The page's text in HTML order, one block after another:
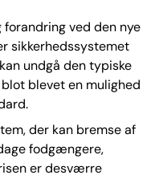
ved den nye
sikkerhedssystemet
undgå den typiske
blevet en mulighed
der kan bremse af
fodgængere,
er desværre